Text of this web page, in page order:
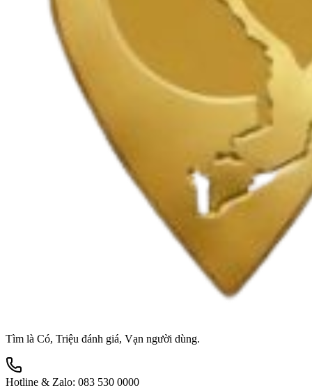
Tìm là Có, Triệu đánh giá, Vạn người dùng.
Hotline & Zalo: 083 530 0000